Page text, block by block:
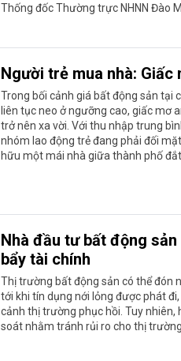
Thống đốc Thường trực NHNN Đào
Người trẻ mua nhà:
Trong bối cảnh giá bất động sản tại
liên tục neo ở ngưỡng cao, giấc mơ
trở nên xa vời. Với thu nhập trung
nhóm lao động trẻ đang phải đối
hữu một mái nhà giữa thành phố
Nhà đầu tư bất động
bẩy tài chính
Thị trường bất động sản có thể đón
tới khi tín dụng nới lỏng được phát
cảnh thị trường phục hồi. Tuy
soát nhằm tránh rủi ro cho thị